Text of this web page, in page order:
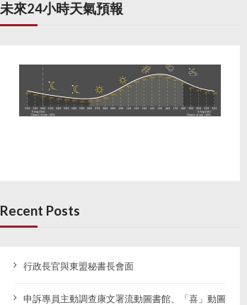
未來24小時天氣預報
Recent Posts
行政長官與東盟秘書長會面
申訴專員主動調查康文署流動圖書館、「喜」動圖